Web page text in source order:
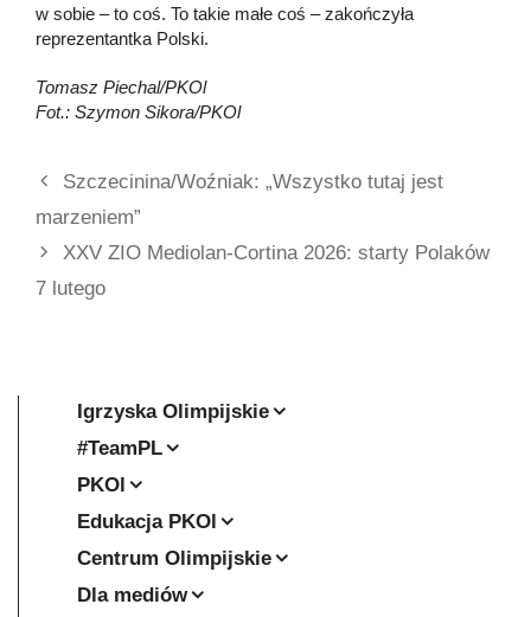
w sobie – to coś. To takie małe coś – zakończyła
reprezentantka Polski.
Tomasz Piechal/PKOl
Fot.: Szymon Sikora/PKOl
Szczecinina/Woźniak: „Wszystko tutaj jest
marzeniem”
XXV ZIO Mediolan-Cortina 2026: starty Polaków
7 lutego
Igrzyska Olimpijskie
#TeamPL
PKOl
Edukacja PKOl
Centrum Olimpijskie
Dla mediów